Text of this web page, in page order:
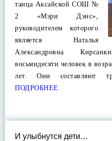
танца Аксайской СОШ №
2 «Мэри Дэнс»,
руководителем которого
является Наталья
Александровна
восьмидесяти человек в
лет. Они составляют
ПОДРОБНЕЕ
И улыбнутся дети…